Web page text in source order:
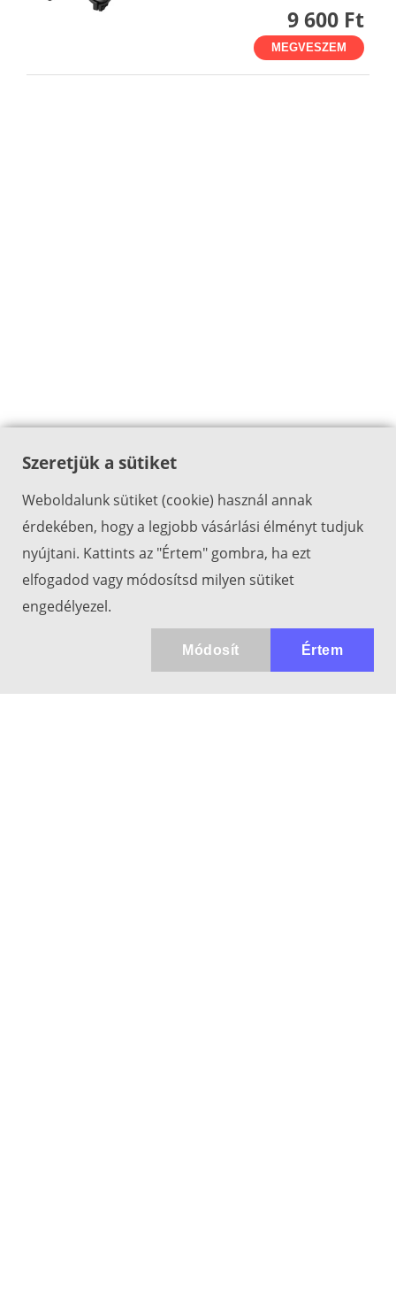
9 600 Ft
MEGVESZEM
Szeretjük a sütiket
Weboldalunk sütiket (cookie) használ annak
érdekében, hogy a legjobb vásárlási élményt tudjuk
nyújtani. Kattints az "Értem" gombra, ha ezt
elfogadod vagy módosítsd milyen sütiket
engedélyezel.
Értem
Módosít